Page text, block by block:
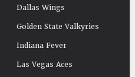
Dallas Wings
Golden State Valkyries
Indiana Fever
Las Vegas Aces